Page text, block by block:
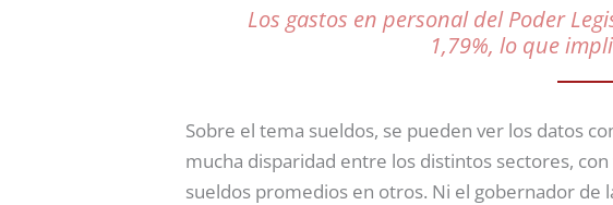
Los gastos en personal del Poder
1,79%, lo que
Sobre el tema sueldos, se pueden ver los datos
mucha disparidad entre los distintos sectores,
sueldos promedios en otros. Ni el gobernador de